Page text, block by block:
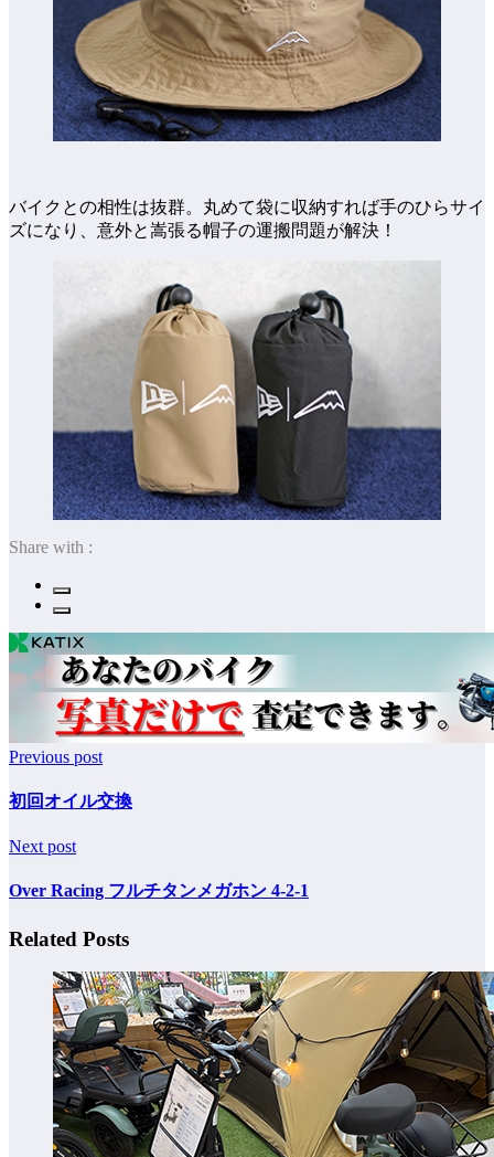
バイクとの相性は抜群。丸めて袋に収納すれば手のひらサイ
ズになり、意外と嵩張る帽子の運搬問題が解決！
Share with :
Previous post
初回オイル交換
Next post
Over Racing フルチタンメガホン 4-2-1
Related Posts